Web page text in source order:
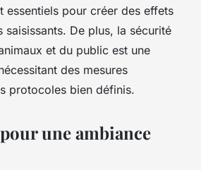
essentiels pour créer des effets
saisissants. De plus, la sécurité
et du public est une
des mesures
protocoles bien définis.
une ambiance